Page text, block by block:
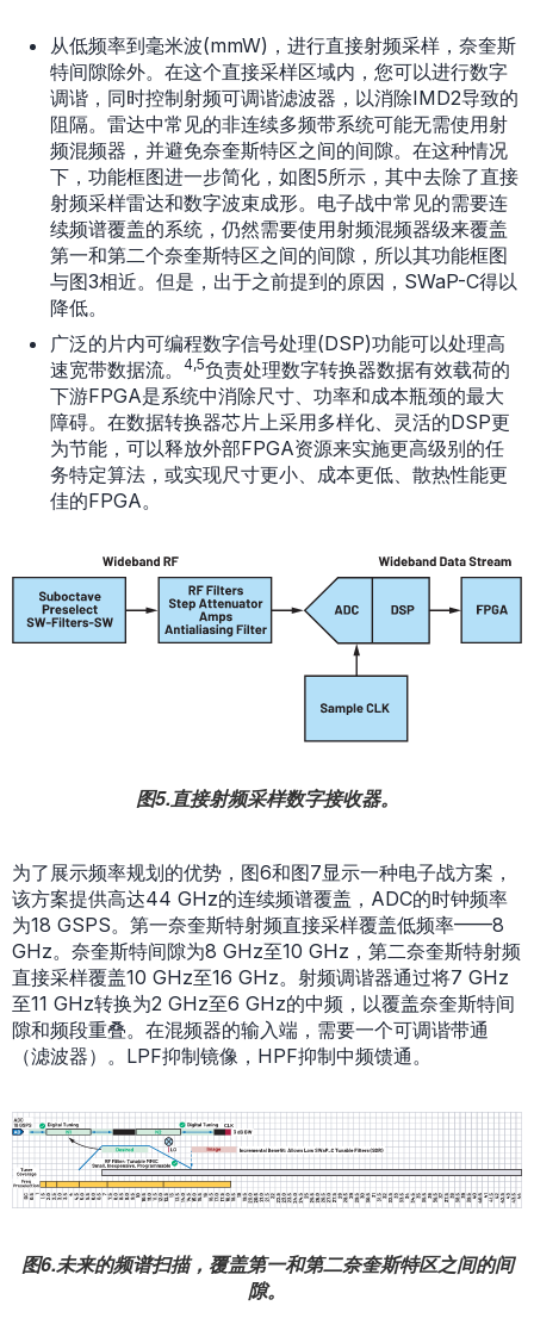
从低频率到毫米波(mmW)，进行直接射频采样，奈奎斯
特间隙除外。在这个直接采样区域内，您可以进行数字
调谐，同时控制射频可调谐滤波器，以消除IMD2导致的
阻隔。雷达中常见的非连续多频带系统可能无需使用射
频混频器，并避免奈奎斯特区之间的间隙。在这种情况
下，功能框图进一步简化，如图5所示，其中去除了直接
射频采样雷达和数字波束成形。电子战中常见的需要连
续频谱覆盖的系统，仍然需要使用射频混频器级来覆盖
第一和第二个奈奎斯特区之间的间隙，所以其功能框图
与图3相近。但是，出于之前提到的原因，SWaP-C得以
降低。
广泛的片内可编程数字信号处理(DSP)功能可以处理高
速宽带数据流。
4,5负责处理数字转换器数据有效载荷的
下游FPGA是系统中消除尺寸、功率和成本瓶颈的最大
障碍。在数据转换器芯片上采用多样化、灵活的DSP更
为节能，可以释放外部FPGA资源来实施更高级别的任
务特定算法，或实现尺寸更小、成本更低、散热性能更
佳的FPGA。
图5.直接射频采样数字接收器。
为了展示频率规划的优势，图6和图7显示一种电子战方案，
该方案提供高达44 GHz的连续频谱覆盖，ADC的时钟频率
为18 GSPS。第一奈奎斯特射频直接采样覆盖低频率——8
GHz。奈奎斯特间隙为8 GHz至10 GHz，第二奈奎斯特射频
直接采样覆盖10 GHz至16 GHz。射频调谐器通过将7 GHz
至11 GHz转换为2 GHz至6 GHz的中频，以覆盖奈奎斯特间
隙和频段重叠。在混频器的输入端，需要一个可调谐带通
（滤波器）。LPF抑制镜像，HPF抑制中频馈通。
图6.未来的频谱扫描，覆盖第一和第二奈奎斯特区之间的间
隙。